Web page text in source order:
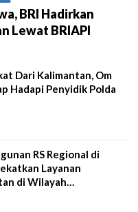
BRI Hadirkan
Lewat BRIAPI
Dari Kalimantan, Om
Hadapi Penyidik Polda
RS Regional di
Layanan
di Wilayah